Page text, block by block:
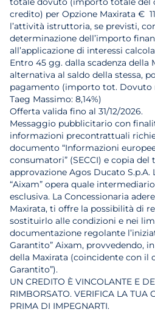
credito) per Opzione Maxirata €
l’attività istruttoria, se previsti,
determinazione dell’importo
all’applicazione di interessi
Entro 45 gg. dalla scadenza della
alternativa al saldo della stessa,
pagamento (importo tot. Dovuto
Taeg Massimo: 8,14%)
Offerta valida fino al 31/12/2026.
Messaggio pubblicitario con
informazioni precontrattuali
documento “Informazioni
consumatori” (SECCI) e copia
approvazione Agos Ducato S.p.A.
“Aixam” opera quale
esclusiva. La Concessionaria
Maxirata, ti offre la possibilità di
sostituirlo alle condizioni e nei
documentazione regolante
Garantito” Aixam, provvedendo,
della Maxirata (coincidente con il
Garantito”).
UN CREDITO È VINCOLANTE E
RIMBORSATO. VERIFICA LA TUA
PRIMA DI IMPEGNARTI.